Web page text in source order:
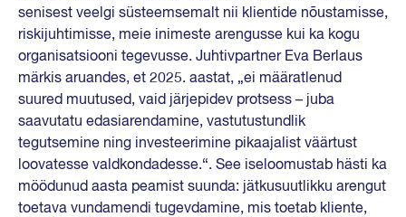
senisest veelgi süsteemsemalt nii klientide nõustamisse,
riskijuhtimisse, meie inimeste arengusse kui ka kogu
organisatsiooni tegevusse. Juhtivpartner Eva Berlaus
märkis aruandes, et 2025. aastat, „ei määratlenud
suured muutused, vaid järjepidev protsess – juba
saavutatu edasiarendamine, vastutustundlik
tegutsemine ning investeerimine pikaajalist väärtust
loovatesse valdkondadesse.“. See iseloomustab hästi ka
möödunud aasta peamist suunda: jätkusuutlikku arengut
toetava vundamendi tugevdamine, mis toetab kliente,